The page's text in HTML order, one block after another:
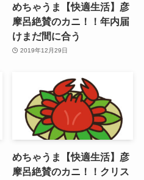
めちゃうま【快適生活】彦
摩呂絶賛のカニ！！年内届
けまだ間に合う
2019年12月29日
めちゃうま【快適生活】彦
摩呂絶賛のカニ！！クリス